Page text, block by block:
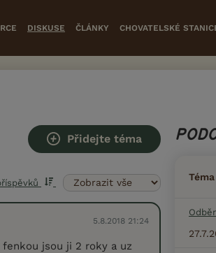
DISKUSE ČLÁNKY CHOVATELSKÉ
Přidejte téma
5.8.2018 21:24
jsou ji 2 roky a uz
Téma